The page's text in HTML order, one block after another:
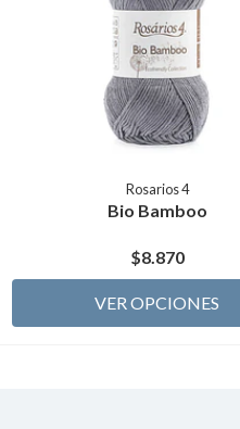
Rosarios 4
Bio Bamboo
$8.870
VER OPCIONES